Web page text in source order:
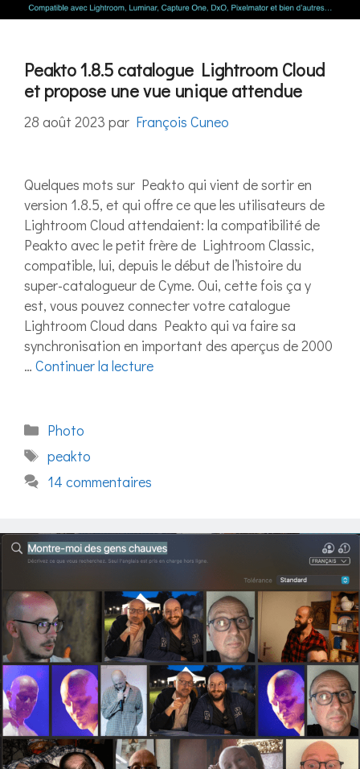
Peakto 1.8.5 catalogue Lightroom Cloud
et propose une vue unique attendue
28 août 2023 par François Cuneo
Quelques mots sur Peakto qui vient de sortir en
version 1.8.5, et qui offre ce que les utilisateurs de
Lightroom Cloud attendaient: la compatibilité de
Peakto avec le petit frère de Lightroom Classic,
compatible, lui, depuis le début de l’histoire du
super-catalogueur de Cyme. Oui, cette fois ça y
est, vous pouvez connecter votre catalogue
Lightroom Cloud dans Peakto qui va faire sa
synchronisation en important des aperçus de 2000
… Continuer la lecture
Catégories
Photo
Étiquettes
peakto
14 commentaires